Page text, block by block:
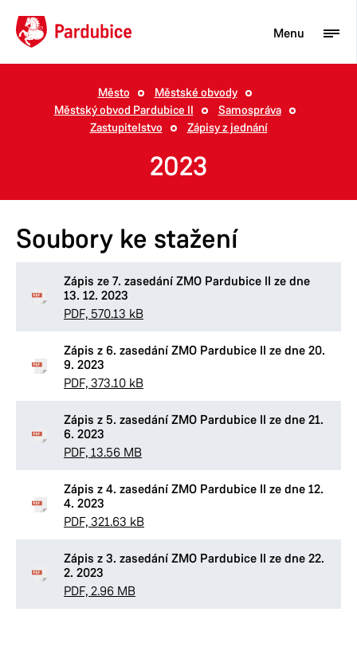
Turista
Občan
Město
Město
Městské obvody
Městský obvod Pardubice II
Samospráva
Zastupitelstvo
Zápisy z jednání
2023
Soubory ke stažení
Zápis ze 7. zasedání ZMO Pardubice II ze dne
13. 12. 2023
PDF, 570.13 kB
Zápis z 6. zasedání ZMO Pardubice II ze dne 20.
9. 2023
PDF, 373.10 kB
Zápis z 5. zasedání ZMO Pardubice II ze dne 21.
6. 2023
PDF, 13.56 MB
Zápis z 4. zasedání ZMO Pardubice II ze dne 12.
4. 2023
PDF, 321.63 kB
Zápis z 3. zasedání ZMO Pardubice II ze dne 22.
2. 2023
PDF, 2.96 MB
Menu